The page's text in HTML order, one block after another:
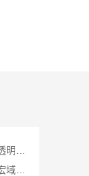
海安毛坯家装电话预约，南通宏域全宅装饰建材免费设计